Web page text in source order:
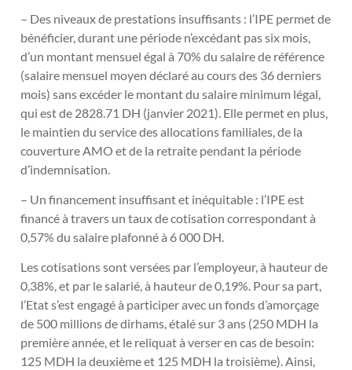
– Des niveaux de prestations insuffisants : l’IPE permet de
bénéficier, durant une période n’excédant pas six mois,
d’un montant mensuel égal à 70% du salaire de référence
(salaire mensuel moyen déclaré au cours des 36 derniers
mois) sans excéder le montant du salaire minimum légal,
qui est de 2828.71 DH (janvier 2021). Elle permet en plus,
le maintien du service des allocations familiales, de la
couverture AMO et de la retraite pendant la période
d’indemnisation.
– Un financement insuffisant et inéquitable : l’IPE est
financé à travers un taux de cotisation correspondant à
0,57% du salaire plafonné à 6 000 DH.
Les cotisations sont versées par l’employeur, à hauteur de
0,38%, et par le salarié, à hauteur de 0,19%. Pour sa part,
l’Etat s’est engagé à participer avec un fonds d’amorçage
de 500 millions de dirhams, étalé sur 3 ans (250 MDH la
première année, et le reliquat à verser en cas de besoin:
125 MDH la deuxième et 125 MDH la troisième). Ainsi,